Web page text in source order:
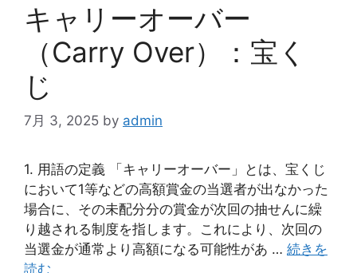
キャリーオーバー
（Carry Over）：宝く
じ
7月 3, 2025 by admin
1. 用語の定義 「キャリーオーバー」とは、宝くじ
において1等などの高額賞金の当選者が出なかった
場合に、その未配分分の賞金が次回の抽せんに繰
り越される制度を指します。これにより、次回の
当選金が通常より高額になる可能性があ … 続きを
読む